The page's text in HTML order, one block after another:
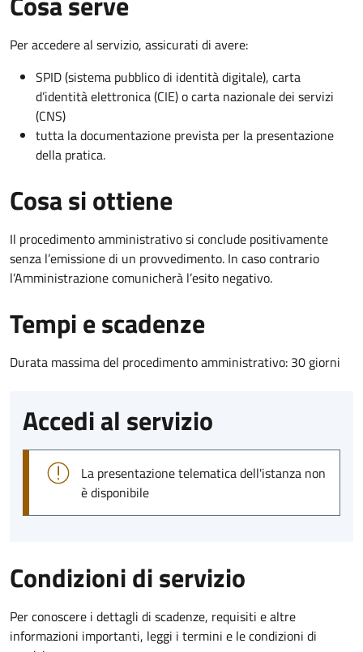
Per accedere al servizio, assicurati di avere:
SPID (sistema pubblico di identità digitale), carta
d’identità elettronica (CIE) o carta nazionale dei servizi
(CNS)
tutta la documentazione prevista per la presentazione
della pratica.
Cosa si ottiene
Il procedimento amministrativo si conclude positivamente
senza l’emissione di un provvedimento. In caso contrario
l’Amministrazione comunicherà l’esito negativo.
Tempi e scadenze
Durata massima del procedimento amministrativo: 30 giorni
Accedi al servizio
La presentazione telematica dell'istanza non
è disponibile
Condizioni di servizio
Per conoscere i dettagli di scadenze, requisiti e altre
informazioni importanti, leggi i termini e le condizioni di